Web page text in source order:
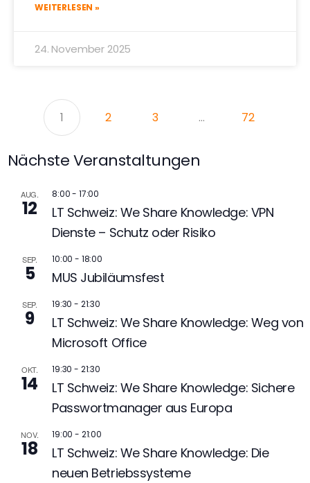
WEITERLESEN »
24. November 2025
1 2 3 … 72
Nächste Veranstaltungen
AUG.
12
8:00- 17:00
LT Schweiz: We Share Knowledge: VPN
Dienste – Schutz oder Risiko
SEP.
5
10:00 - 18:00
MUS Jubiläumsfest
SEP.
9
19:30 - 21:30
LT Schweiz: We Share Knowledge: Weg von
Microsoft Office
OKT.
14
19:30 - 21:30
LT Schweiz: We Share Knowledge: Sichere
Passwortmanager aus Europa
NOV.
18
19:00 - 21:00
LT Schweiz: We Share Knowledge: Die
neuen Betriebssysteme